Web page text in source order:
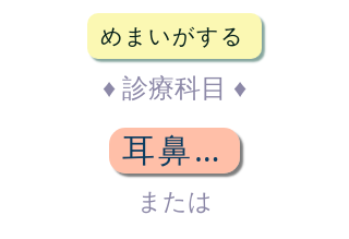
めまいがする
♦ 診療科目 ♦
耳鼻咽喉科
または